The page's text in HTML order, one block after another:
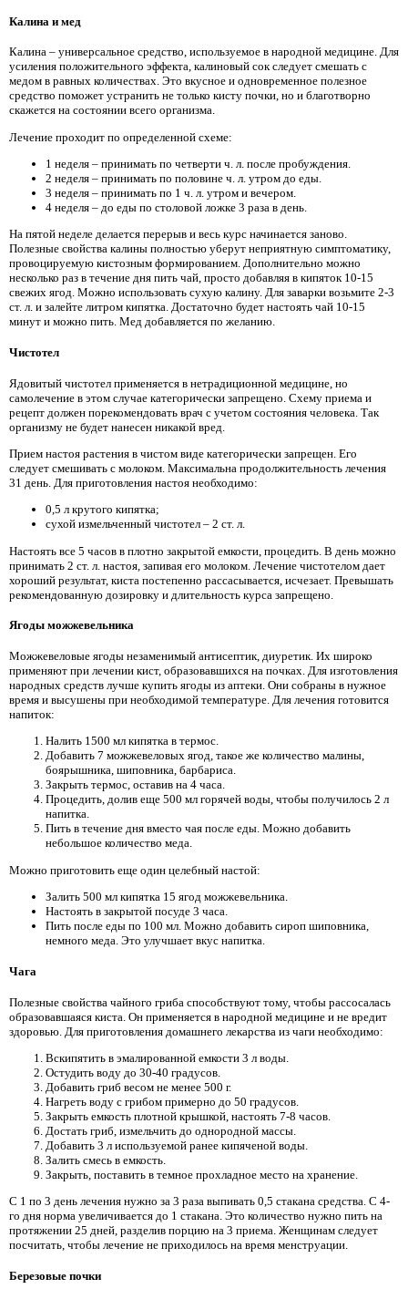
Калина и мед
Калина – универсальное средство, используемое в народной медицине. Для
усиления положительного эффекта, калиновый сок следует смешать с
медом в равных количествах. Это вкусное и одновременное полезное
средство поможет устранить не только кисту почки, но и благотворно
скажется на состоянии всего организма.
Лечение проходит по определенной схеме:
1 неделя – принимать по четверти ч. л. после пробуждения.
2 неделя – принимать по половине ч. л. утром до еды.
3 неделя – принимать по 1 ч. л. утром и вечером.
4 неделя – до еды по столовой ложке 3 раза в день.
На пятой неделе делается перерыв и весь курс начинается заново.
Полезные свойства калины полностью уберут неприятную симптоматику,
провоцируемую кистозным формированием. Дополнительно можно
несколько раз в течение дня пить чай, просто добавляя в кипяток 10-15
свежих ягод. Можно использовать сухую калину. Для заварки возьмите 2-3
ст. л. и залейте литром кипятка. Достаточно будет настоять чай 10-15
минут и можно пить. Мед добавляется по желанию.
Чистотел
Ядовитый чистотел применяется в нетрадиционной медицине, но
самолечение в этом случае категорически запрещено. Схему приема и
рецепт должен порекомендовать врач с учетом состояния человека. Так
организму не будет нанесен никакой вред.
Прием настоя растения в чистом виде категорически запрещен. Его
следует смешивать с молоком. Максимальна продолжительность лечения
31 день. Для приготовления настоя необходимо:
0,5 л крутого кипятка;
сухой измельченный чистотел – 2 ст. л.
Настоять все 5 часов в плотно закрытой емкости, процедить. В день можно
принимать 2 ст. л. настоя, запивая его молоком. Лечение чистотелом дает
хороший результат, киста постепенно рассасывается, исчезает. Превышать
рекомендованную дозировку и длительность курса запрещено.
Ягоды можжевельника
Можжевеловые ягоды незаменимый антисептик, диуретик. Их широко
применяют при лечении кист, образовавшихся на почках. Для изготовления
народных средств лучше купить ягоды из аптеки. Они собраны в нужное
время и высушены при необходимой температуре. Для лечения готовится
напиток:
Налить 1500 мл кипятка в термос.
Добавить 7 можжевеловых ягод, такое же количество малины,
боярышника, шиповника, барбариса.
Закрыть термос, оставив на 4 часа.
Процедить, долив еще 500 мл горячей воды, чтобы получилось 2 л
напитка.
Пить в течение дня вместо чая после еды. Можно добавить
небольшое количество меда.
Можно приготовить еще один целебный настой:
Залить 500 мл кипятка 15 ягод можжевельника.
Настоять в закрытой посуде 3 часа.
Пить после еды по 100 мл. Можно добавить сироп шиповника,
немного меда. Это улучшает вкус напитка.
Чага
Полезные свойства чайного гриба способствуют тому, чтобы рассосалась
образовавшаяся киста. Он применяется в народной медицине и не вредит
здоровью. Для приготовления домашнего лекарства из чаги необходимо:
Вскипятить в эмалированной емкости 3 л воды.
Остудить воду до 30-40 градусов.
Добавить гриб весом не менее 500 г.
Нагреть воду с грибом примерно до 50 градусов.
Закрыть емкость плотной крышкой, настоять 7-8 часов.
Достать гриб, измельчить до однородной массы.
Добавить 3 л используемой ранее кипяченой воды.
Залить смесь в емкость.
Закрыть, поставить в темное прохладное место на хранение.
С 1 по 3 день лечения нужно за 3 раза выпивать 0,5 стакана средства. С 4-
го дня норма увеличивается до 1 стакана. Это количество нужно пить на
протяжении 25 дней, разделив порцию на 3 приема. Женщинам следует
посчитать, чтобы лечение не приходилось на время менструации.
Березовые почки